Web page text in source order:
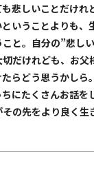
悲しいことだけれ
いうことよりも、
と。自分の”悲し
だけれども、お父
らどう思うかしら
にたくさんお話を
の先をより良く生